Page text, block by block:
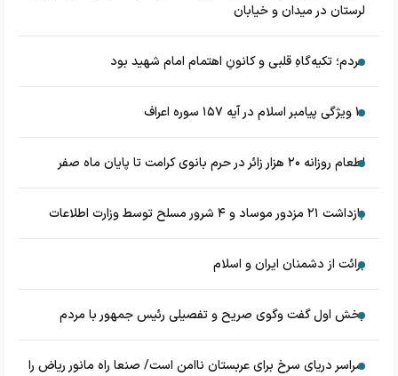
لرستان در میدان و خیابان
مردم؛ تکیه‌گاهِ قلبی و کانونِ اهتمام امام شهید بود
۱۰ ویژگی پیامبر اسلام در آیه ۱۵۷ سوره اعراف
اطعام روزانه ۲۰ هزار زائر در حرم بانوی کرامت تا پایان ماه صفر
بازداشت ۲۱ مزدور موساد و ۴ شرور مسلح توسط وزارت اطلاعات
برائت از دشمنان ایران و اسلام
بخش اول گفت وگوی صریح و تفصیلی رئیس جمهور با مردم
سراسر دریای سرخ برای عربستان ناامن است/ صنعا راه مانور ریاض را